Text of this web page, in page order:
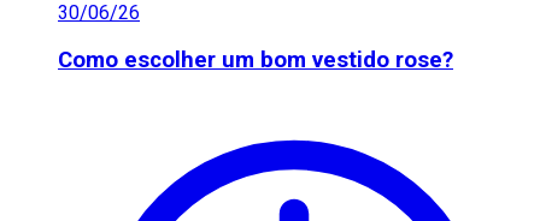
30/06/26
Como escolher um bom vestido rose?